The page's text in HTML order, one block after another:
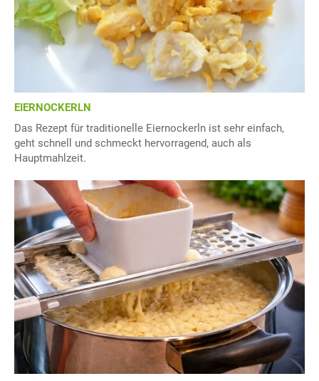
EIERNOCKERLN
Das Rezept für traditionelle Eiernockerln ist sehr einfach,
geht schnell und schmeckt hervorragend, auch als
Hauptmahlzeit.